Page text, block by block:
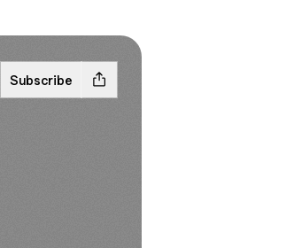
Subscribe